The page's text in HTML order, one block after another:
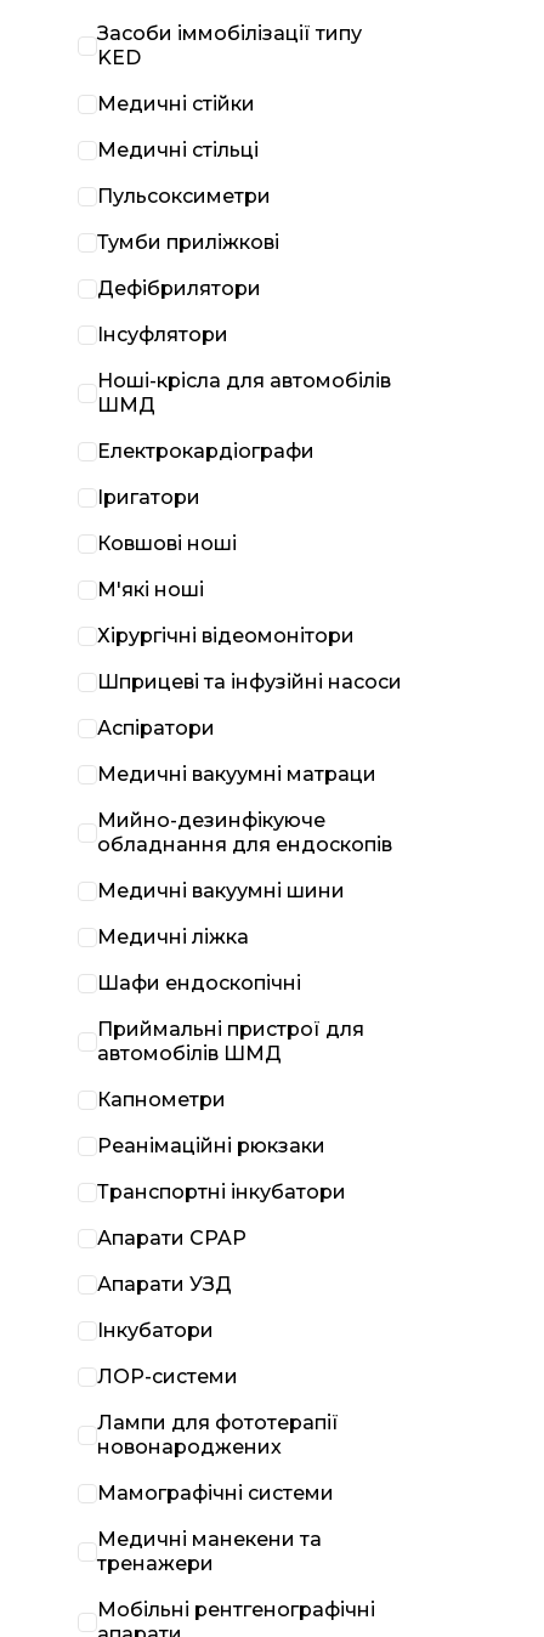
Засоби іммобілізації типу
KED
Медичні стійки
Медичні стільці
Пульсоксиметри
Тумби приліжкові
Дефібрилятори
Інсуфлятори
Ноші-крісла для автомобілів
ШМД
Електрокардіографи
Іригатори
Ковшові ноші
М'які ноші
Хірургічні відеомонітори
Шприцеві та інфузійні насоси
Аспіратори
Медичні вакуумні матраци
Мийно-дезинфікуюче
обладнання для ендоскопів
Медичні вакуумні шини
Медичні ліжка
Шафи ендоскопічні
Приймальні пристрої для
автомобілів ШМД
Капнометри
Реанімаційні рюкзаки
Транспортні інкубатори
Апарати CPAP
Апарати УЗД
Інкубатори
ЛОР-системи
Лампи для фототерапії
новонароджених
Мамографічні системи
Медичні манекени та
тренажери
Мобільні рентгенографічні